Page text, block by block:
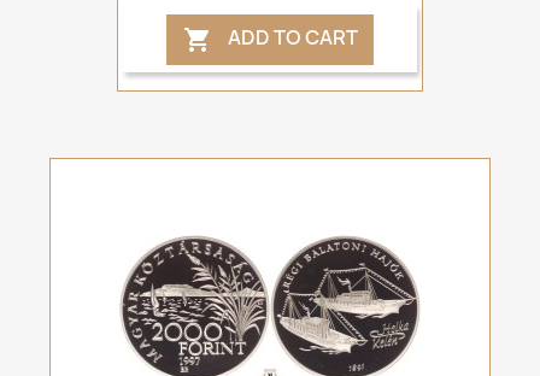
 ADD TO CART